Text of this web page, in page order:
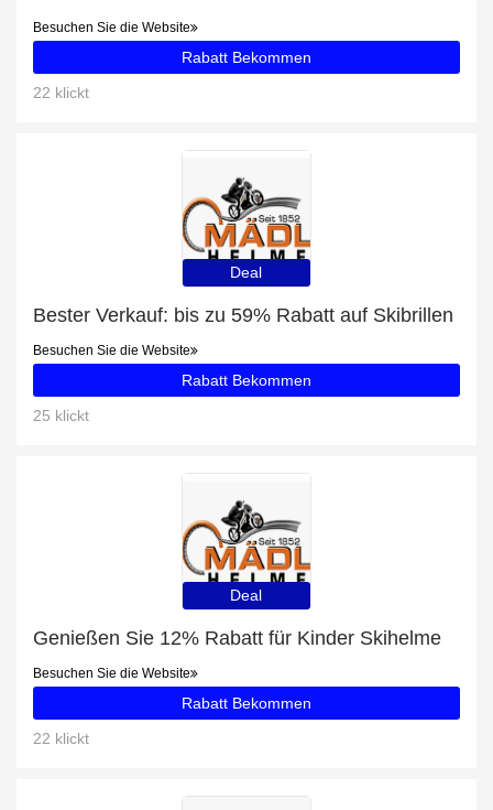
Besuchen Sie die Website
Rabatt Bekommen
22 klickt
Deal
Bester Verkauf: bis zu 59% Rabatt auf Skibrillen
Besuchen Sie die Website
Rabatt Bekommen
25 klickt
Deal
Genießen Sie 12% Rabatt für Kinder Skihelme
Besuchen Sie die Website
Rabatt Bekommen
22 klickt